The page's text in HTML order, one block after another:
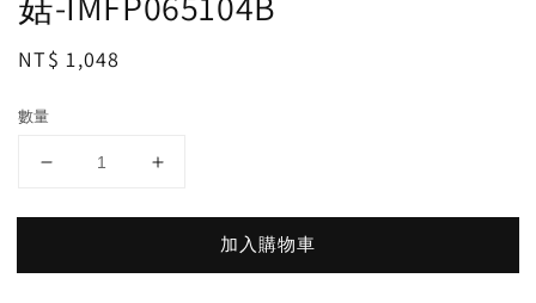
Regular
NT$ 1,048
數量
加入購物車